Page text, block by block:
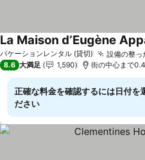
バケーションレンタル (貸切) 設備の整っ
料金を表示
8.6 大満足 1,590 街の中心まで
正確な料金を確認するには日付を
ださい